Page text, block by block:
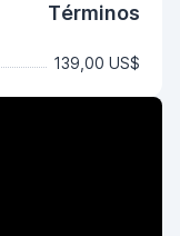
Términos
139,00 US$